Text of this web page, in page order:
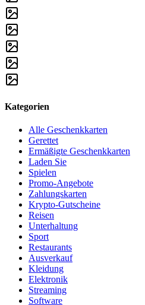
Kategorien
Alle Geschenkkarten
Gerettet
Ermäßigte Geschenkkarten
Laden Sie
Spielen
Promo-Angebote
Zahlungskarten
Krypto-Gutscheine
Reisen
Unterhaltung
Sport
Restaurants
Ausverkauf
Kleidung
Elektronik
Streaming
Software